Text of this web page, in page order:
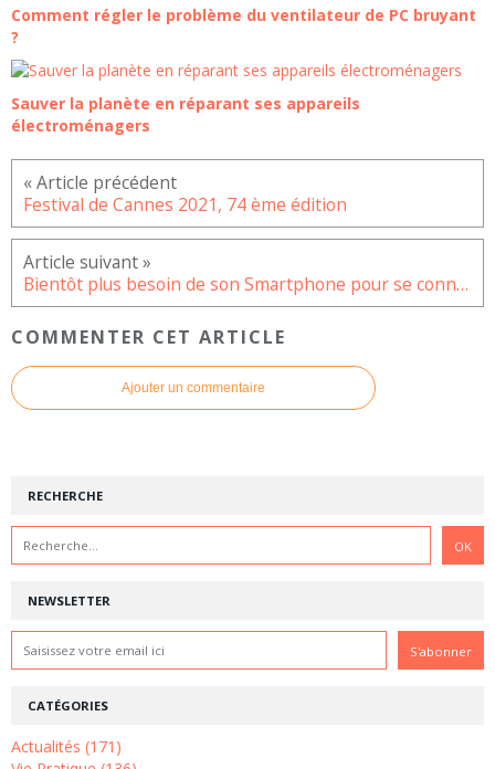
Comment régler le problème du ventilateur de PC bruyant
?
Sauver la planète en réparant ses appareils
électroménagers
Festival de Cannes 2021, 74 ème édition
Bientôt plus besoin de son Smartphone pour se connecter à WhatsApp
COMMENTER CET ARTICLE
Ajouter un commentaire
NEWSLETTER
RECHERCHE
CATÉGORIES
Actualités (171)